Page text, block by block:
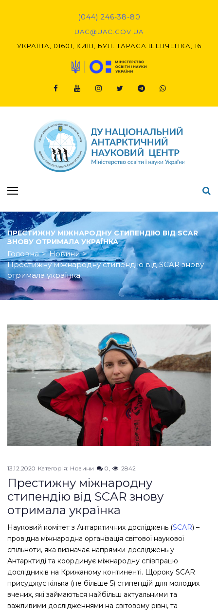
(044) 246-38-80
UAC@UAC.GOV.UA​​
УКРАЇНА, 01601, КИЇВ, БУЛ. ТАРАСА ШЕВЧЕНКА, 16
ПРЕСТИЖНУ МІЖНАРОДНУ СТИПЕНДІЮ ВІД SCAR
ЗНОВУ ОТРИМАЛА УКРАЇНКА
Головна > Новини >
Престижну міжнародну стипендію від SCAR знову
отримала українка
13.12.2020 Категорія: Новини 0 2842
Престижну міжнародну
стипендію від SCAR знову
отримала українка
Науковий комітет з Антарктичних досліджень (SCAR) –
провідна міжнародна організація світової наукової
спільноти, яка визначає напрямки досліджень у
Антарктиді та координує міжнародну співпрацю
дослідників на Крижаному континенті. Щороку SCAR
присуджує кілька (не більше 5) стипендій для молодих
вчених, які займаються найбільш актуальними та
важливими дослідженнями на світовому рівні, та